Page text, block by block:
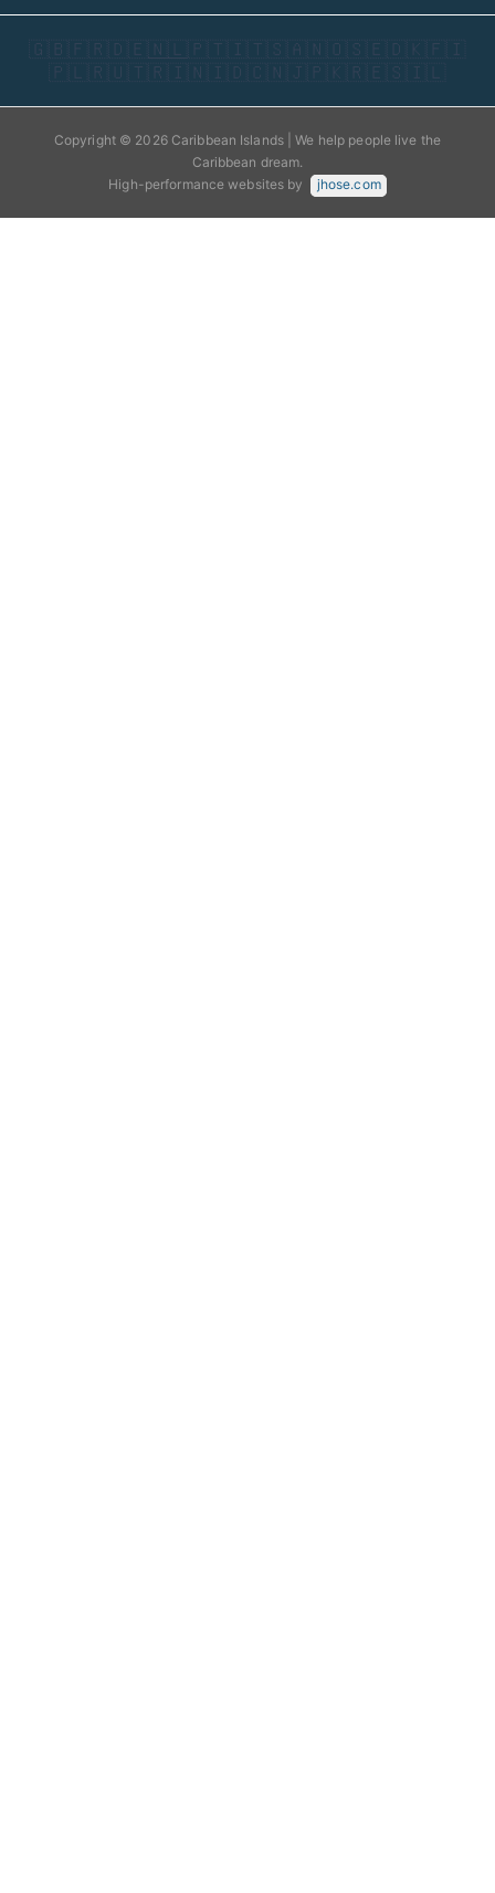
🇬🇧 🇫🇷 🇩🇪 🇳🇱 🇵🇹 🇮🇹 🇸🇦 🇳🇴 🇸🇪 🇩🇰 🇫🇮
🇵🇱 🇷🇺 🇹🇷 🇮🇳 🇮🇩 🇨🇳 🇯🇵 🇰🇷 🇪🇸 🇮🇱
Copyright © 2026 Caribbean Islands | We help people live the
Caribbean dream.
High-performance websites by
jhose.com